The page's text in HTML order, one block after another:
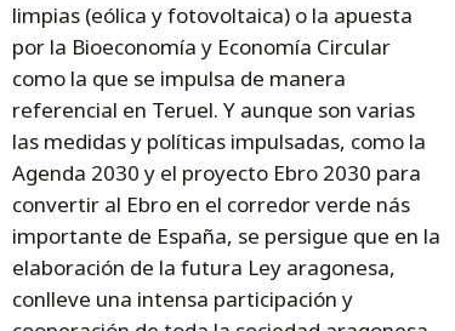
limpias (eólica y fotovoltaica) o la apuesta
por la Bioeconomía y Economía Circular
como la que se impulsa de manera
referencial en Teruel. Y aunque son varias
las medidas y políticas impulsadas, como la
Agenda 2030 y el proyecto Ebro 2030 para
convertir al Ebro en el corredor verde nás
importante de España, se persigue que en la
elaboración de la futura Ley aragonesa,
conlleve una intensa participación y